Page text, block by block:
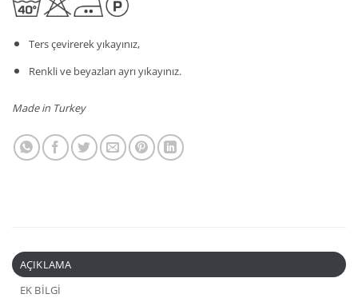
Ters çevirerek yıkayınız,
Renkli ve beyazları ayrı yıkayınız.
Made in Turkey
AÇIKLAMA
EK BILGI